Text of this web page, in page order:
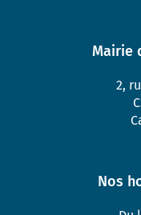
Mairie
2,
Nos